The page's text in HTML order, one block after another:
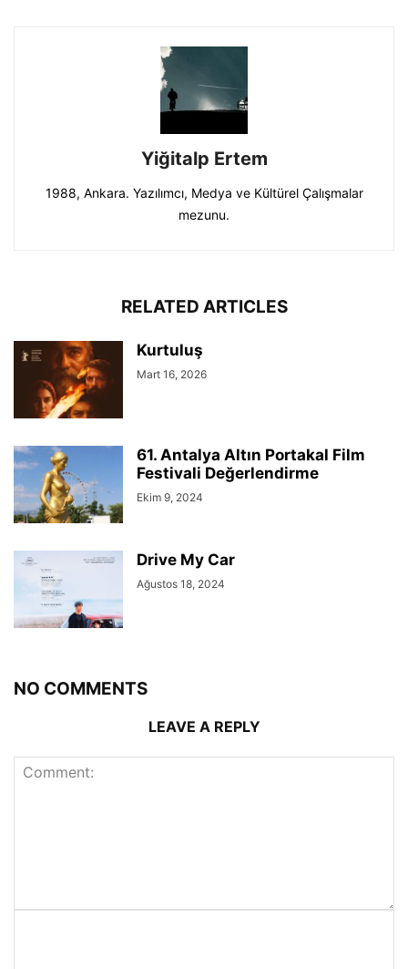
Yiğitalp Ertem
1988, Ankara. Yazılımcı, Medya ve Kültürel Çalışmalar
mezunu.
RELATED ARTICLES
Kurtuluş
Mart 16, 2026
61. Antalya Altın Portakal Film
Festivali Değerlendirme
Ekim 9, 2024
Drive My Car
Ağustos 18, 2024
NO COMMENTS
LEAVE A REPLY